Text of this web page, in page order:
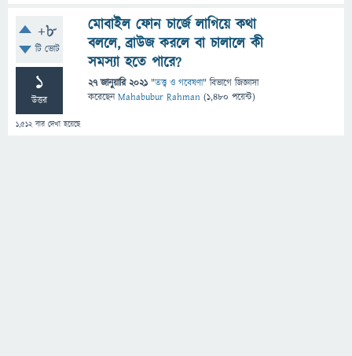
+8
টি ভোট
1
উত্তর
1,512বার দেখা হয়েছে
মোবাইল ফোন চার্জে লাগিয়ে কথা
বললে, ব্রাউজ করলে বা চালালে কী
সমস্যা হতে পারে?
27 জানুয়ারি 2021 "তত্ত্ব ও গবেষণা" বিভাগে জিজ্ঞাসা
করেছেনMahabubur Rahman (1,480 পয়েন্ট)